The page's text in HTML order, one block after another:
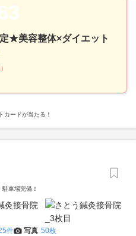
★美容整体×ダイエット
ードが当たる！
車場完備！
件 写真 50枚